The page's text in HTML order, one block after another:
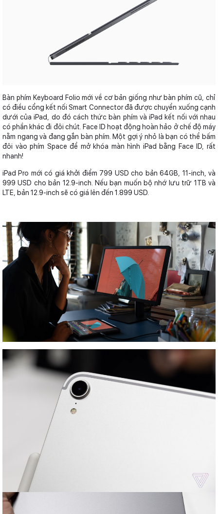
Bàn phím Keyboard Folio mới về cơ bản giống như bàn phím cũ, chỉ
có điều cổng kết nối Smart Connector đã được chuyển xuống cạnh
dưới của iPad, do đó cách thức bàn phím và iPad kết nối với nhau
có phần khác đi đôi chút. Face ID hoạt động hoàn hảo ở chế độ máy
nằm ngang và đang gắn bàn phím. Một gợi ý nhỏ là bạn có thể bấm
đôi vào phím Space để mở khóa màn hình iPad bằng Face ID, rất
nhanh!
iPad Pro mới có giá khởi điểm 799 USD cho bản 64GB, 11-inch, và
999 USD cho bản 12.9-inch. Nếu bạn muốn bộ nhớ lưu trữ 1TB và
LTE, bản 12.9-inch sẽ có giá lên đến 1.899 USD.